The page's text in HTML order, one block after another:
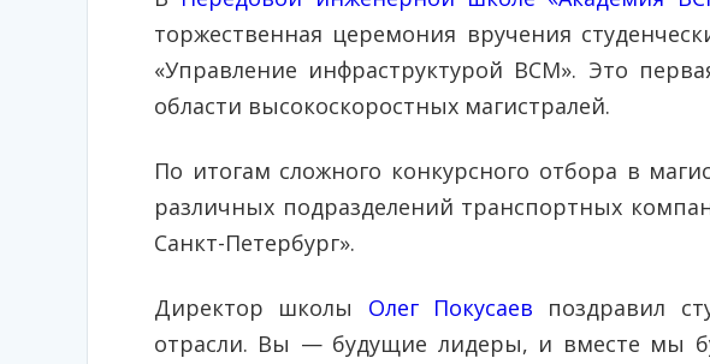
торжественная церемония вручения
«Управление инфраструктурой ВСМ». Это
области высокоскоростных магистралей.
По итогам сложного конкурсного отбора в
различных подразделений транспортных
Санкт-Петербург».
Директор школы Олег Покусаев поздравил
отрасли. Вы — будущие лидеры, и вместе мы